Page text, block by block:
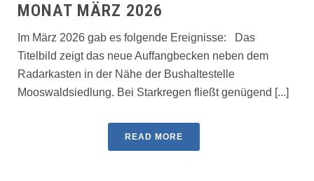
MONAT MÄRZ 2026
Im März 2026 gab es folgende Ereignisse: Das
Titelbild zeigt das neue Auffangbecken neben dem
Radarkasten in der Nähe der Bushaltestelle
Mooswaldsiedlung. Bei Starkregen fließt genügend [...]
READ MORE